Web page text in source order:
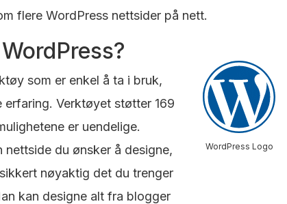
flere WordPress nettsider på nett.
som er enkel å ta i bruk,
Verktøyet støtter 169
er uendelige.
nettside du ønsker å designe,
nøyaktig det du trenger
kan designe alt fra blogger
WordPress Logo